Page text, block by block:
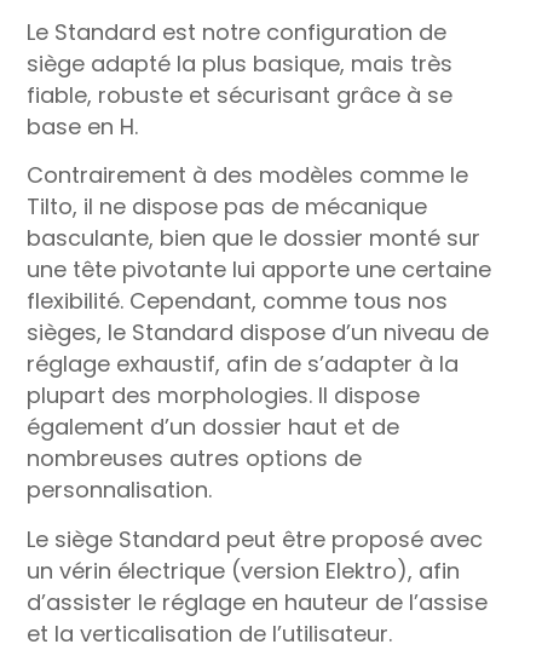
Le Standard est notre configuration de
siège adapté la plus basique, mais très
fiable, robuste et sécurisant grâce à se
base en H.
Contrairement à des modèles comme le
Tilto, il ne dispose pas de mécanique
basculante, bien que le dossier monté sur
une tête pivotante lui apporte une certaine
flexibilité. Cependant, comme tous nos
sièges, le Standard dispose d’un niveau de
réglage exhaustif, afin de s’adapter à la
plupart des morphologies. Il dispose
également d’un dossier haut et de
nombreuses autres options de
personnalisation.
Le siège Standard peut être proposé avec
un vérin électrique (version Elektro), afin
d’assister le réglage en hauteur de l’assise
et la verticalisation de l’utilisateur.